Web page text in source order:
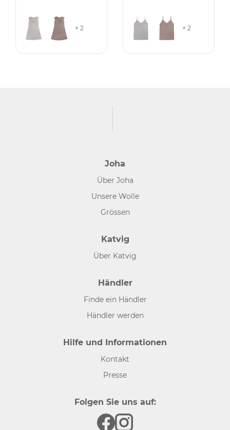
+ 2 + 2
Joha
Über Joha
Unsere Wolle
Grössen
Katvig
Über Katvig
Händler
Finde ein Händler
Händler werden
Hilfe und Informationen
Kontakt
Presse
Folgen Sie uns auf: